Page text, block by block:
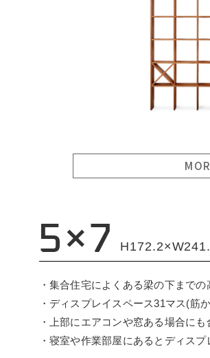
5×7
・集合住宅によくある梁の下まで
・ディスプレイスペース31マス(筋
・上部にエアコンや窓ある場合に
・寝室や作業部屋にあるとディス